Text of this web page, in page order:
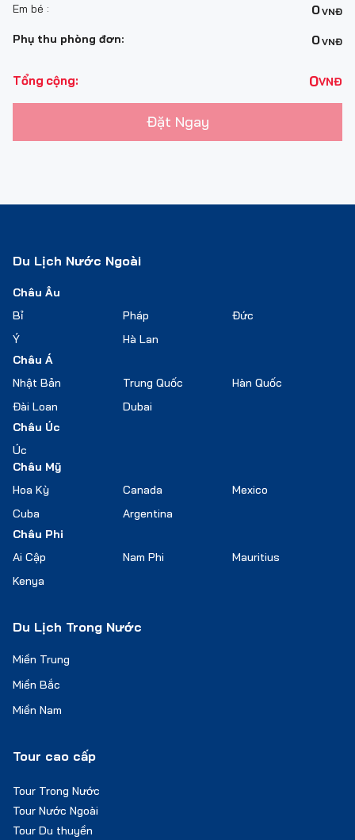
Em bé : 0VNĐ
Phụ thu phòng đơn: 0VNĐ
Tổng cộng: 0VNĐ
Đặt Ngay
Du Lịch Nước Ngoài
Châu Âu
Bỉ
Pháp
Đức
Ý
Hà Lan
Châu Á
Nhật Bản
Trung Quốc
Hàn Quốc
Đài Loan
Dubai
Châu Úc
Úc
Châu Mỹ
Hoa Kỳ
Canada
Mexico
Cuba
Argentina
Châu Phi
Ai Cập
Nam Phi
Mauritius
Kenya
Du Lịch Trong Nước
Miền Trung
Miền Bắc
Miền Nam
Tour cao cấp
Tour Trong Nước
Tour Nước Ngoài
Tour Du thuyền